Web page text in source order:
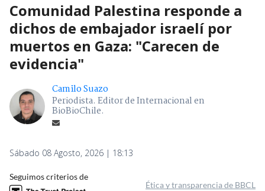
Comunidad Palestina responde a
dichos de embajador israelí por
muertos en Gaza: "Carecen de
evidencia"
Camilo Suazo
Periodista. Editor de Internacional en
BioBioChile.
Sábado 08 Agosto, 2026 | 18:13
Seguimos criterios de
Ética y transparencia de BBCL